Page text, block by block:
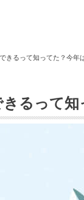
きるって知ってた？今年
るって